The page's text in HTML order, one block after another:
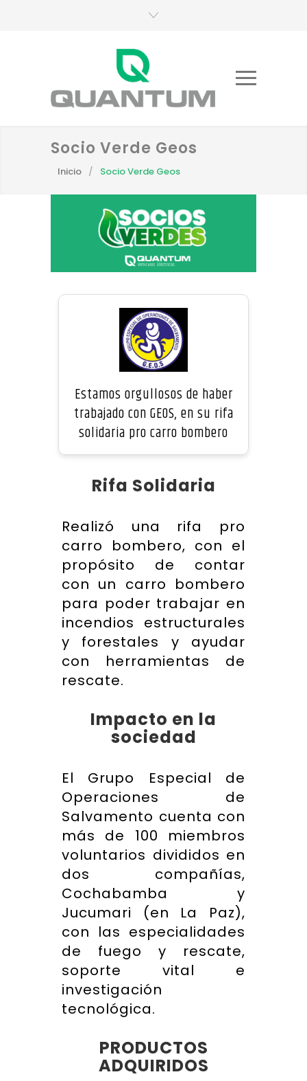
Socio Verde Geos
Inicio / Socio Verde Geos
Estamos orgullosos de haber
trabajado con GEOS, en su rifa
solidaria pro carro bombero
Rifa Solidaria
Realizó una rifa pro
carro bombero, con el
propósito de contar
con un carro bombero
para poder trabajar en
incendios estructurales
y forestales y ayudar
con herramientas de
rescate.
Impacto en la
sociedad
El Grupo Especial de
Operaciones de
Salvamento cuenta con
más de 100 miembros
voluntarios divididos en
dos compañías,
Cochabamba y
Jucumari (en La Paz),
con las especialidades
de fuego y rescate,
soporte vital e
investigación
tecnológica.
PRODUCTOS
ADQUIRIDOS